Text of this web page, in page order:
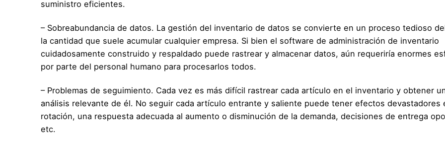
suministro eficientes.
– Sobreabundancia de datos. La gestión del inventario de datos se convierte en un proceso tedioso
la cantidad que suele acumular cualquier empresa. Si bien el software de administración de inventario
cuidadosamente construido y respaldado puede rastrear y almacenar datos, aún requeriría enormes
por parte del personal humano para procesarlos todos.
– Problemas de seguimiento. Cada vez es más difícil rastrear cada artículo en el inventario y obtener
análisis relevante de él. No seguir cada artículo entrante y saliente puede tener efectos devastadores
rotación, una respuesta adecuada al aumento o disminución de la demanda, decisiones de entrega
etc.